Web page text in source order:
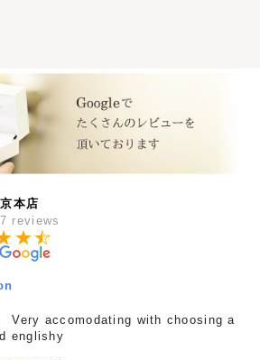
本店
reviews
★
☆
Very accomodating with choosing a
englishy